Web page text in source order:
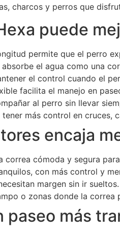
charcos y perros que
puede
permite que el perro
absorbe el agua como una
el control cuando el
facilita el manejo en
al perro sin llevar
más control en cruces,
encaja
correa cómoda y segura
con más control y
margen sin ir sueltos.
o zonas donde la correa
paseo más